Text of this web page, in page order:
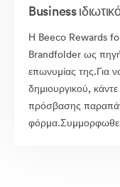
Business
Η Beeco Rewards
Brandfolder ως πηγή
επωνυμίας της.Για
δημιουργικού,
πρόσβασης